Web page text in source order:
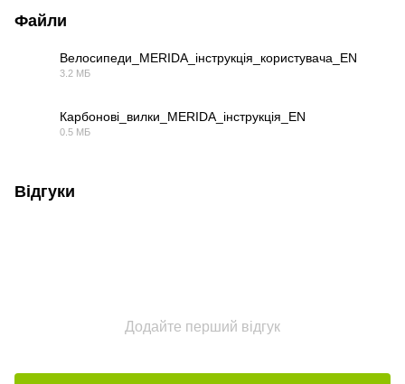
Файли
Велосипеди_MERIDA_інструкція_користувача_EN
3.2 МБ
Карбонові_вилки_MERIDA_інструкція_EN
0.5 МБ
Відгуки
Додайте перший відгук